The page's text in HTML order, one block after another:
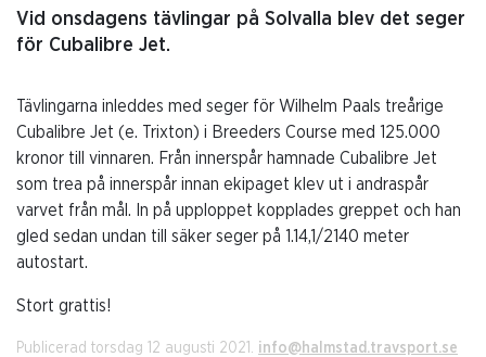
Vid onsdagens tävlingar på Solvalla blev det seger
för Cubalibre Jet.
Tävlingarna inleddes med seger för Wilhelm Paals treårige
Cubalibre Jet (e. Trixton) i Breeders Course med 125.000
kronor till vinnaren. Från innerspår hamnade Cubalibre Jet
som trea på innerspår innan ekipaget klev ut i andraspår
varvet från mål. In på upploppet kopplades greppet och han
gled sedan undan till säker seger på 1.14,1/2140 meter
autostart.
Stort grattis!
Publicerad torsdag 12 augusti 2021. info@halmstad.travsport.se